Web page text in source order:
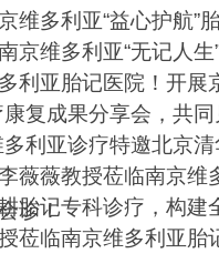
维多利亚“益心护航”
京维多利亚“无记人生
利亚胎记医院！开展
复成果分享会，共
利亚诊疗特邀北京
薇薇教授莅临南京维
诊！
胎记专科诊疗，构建
莅临南京维多利亚胎